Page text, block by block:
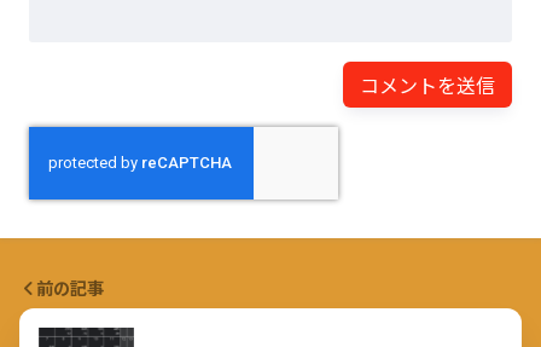
前の記事